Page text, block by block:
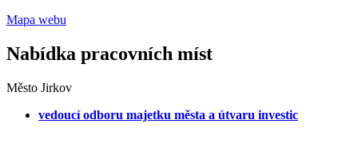
Mapa webu
Nabídka pracovních míst
Město Jirkov
vedoucí odboru majetku města a útvaru investic